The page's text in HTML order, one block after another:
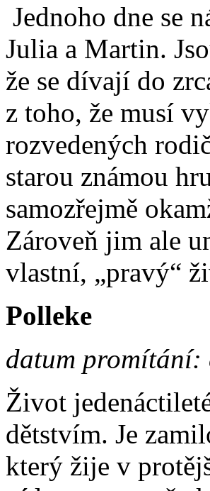
Jednoho dne se
Julia a Martin.
že se dívají do
z toho, že musí
rozvedených
starou známou
samozřejmě
Zároveň jim ale
vlastní, „pravý“
Polleke
datum promítání:
Život
dětstvím. Je
který žije v